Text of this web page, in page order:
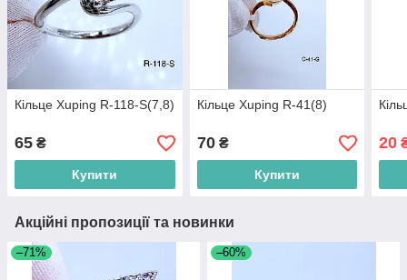
Кільце Xuping R-118-S(7,8)
65 ₴
Купити
Кільце Xuping R-41(8)
70₴
Купити
20
Акційні пропозиції та новинки
–71% –60%